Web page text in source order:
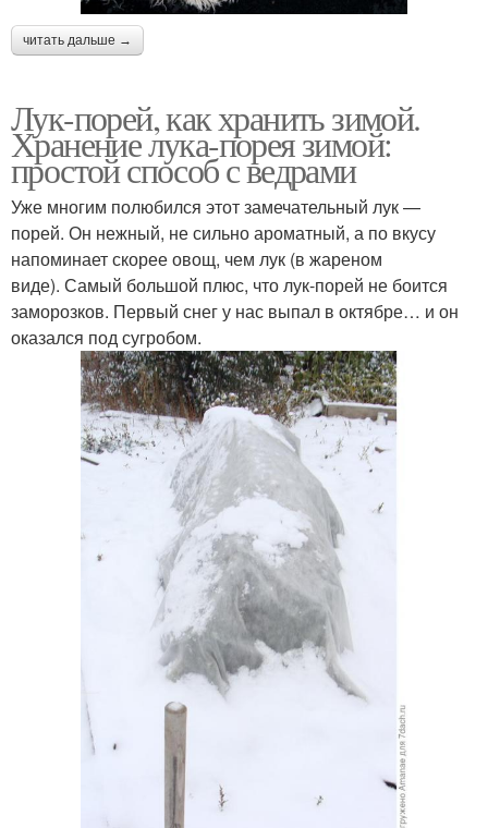
читать дальше →
Лук-порей, как хранить зимой.
Хранение лука-порея зимой:
простой способ с ведрами
Уже многим полюбился этот замечательный лук —
порей. Он нежный, не сильно ароматный, а по вкусу
напоминает скорее овощ, чем лук (в жареном
виде). Самый большой плюс, что лук-порей не боится
заморозков. Первый снег у нас выпал в октябре… и он
оказался под сугробом.